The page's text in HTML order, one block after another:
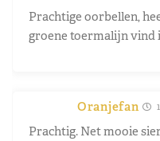
Prachtige oorbellen,
groene toermalijn vind
Oranjefan
Prachtig. Net mooie